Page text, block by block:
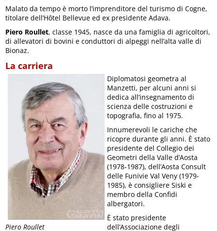
Malato da tempo è morto l’imprenditore del turismo di Cogne,
titolare dell’Hôtel Bellevue ed ex presidente Adava.
Piero Roullet, classe 1945, nasce da una famiglia di agricoltori,
di allevatori di bovini e conduttori di alpeggi nell’alta valle di
Bionaz.
La carriera
Piero Roullet
Diplomatosi geometra al
Manzetti, per alcuni anni si
dedica all’insegnamento di
scienza delle costruzioni e
topografia, fino al 1975.
Innumerevoli le cariche che
ricopre durante gli anni. È stato
presidente del Collegio dei
Geometri della Valle d’Aosta
(1978-1987), dell’Aosta Consult
delle Funivie Val Veny (1979-
1985), è consigliere Siski e
membro della Confidi
albergatori.
È stato presidente
dell’Associazione degli